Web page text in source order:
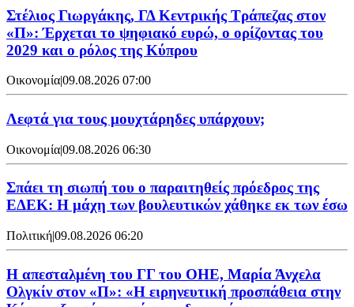
Στέλιος Γιωργάκης, ΓΔ Κεντρικής Τράπεζας στον
«Π»: Έρχεται το ψηφιακό ευρώ, ο ορίζοντας του
2029 και ο ρόλος της Κύπρου
Οικονομία|09.08.2026 07:00
Λεφτά για τους μουχτάρηδες υπάρχουν;
Οικονομία|09.08.2026 06:30
Σπάει τη σιωπή του ο παραιτηθείς πρόεδρος της
ΕΔΕΚ: Η μάχη των βουλευτικών χάθηκε εκ των έσω
Πολιτική|09.08.2026 06:20
Η απεσταλμένη του ΓΓ του ΟΗΕ, Μαρία Άνχελα
Ολγκίν στον «Π»: «Η ειρηνευτική προσπάθεια στην